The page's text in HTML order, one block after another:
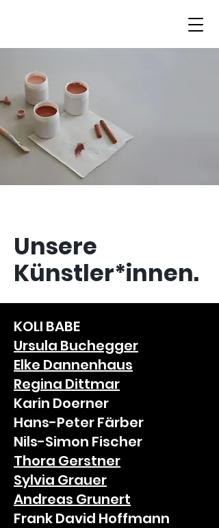
Unsere
Künstler*innen.
KOLI BABE
Ursula Buchegger
Elke Dannenhaus
Regina Dittmar
Karin Doerner
Hans-Peter Färber
Nils-Simon Fischer
Thora Gerstner
Sylvia Grauer
Andreas Grunert
Frank David Hoffmann